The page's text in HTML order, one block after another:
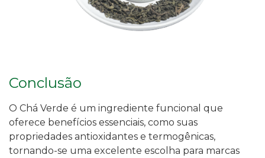
Conclusão
O Chá Verde é um ingrediente funcional que
oferece benefícios essenciais, como suas
propriedades antioxidantes e termogênicas,
tornando-se uma excelente escolha para marcas